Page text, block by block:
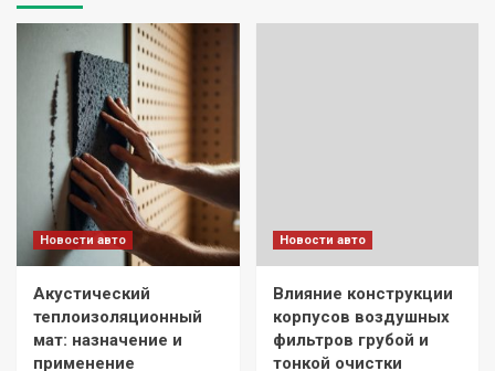
Новости авто
Акустический
теплоизоляционный
мат: назначение и
применение
Новости авто
Влияние конструкции
корпусов воздушных
фильтров грубой и
тонкой очистки